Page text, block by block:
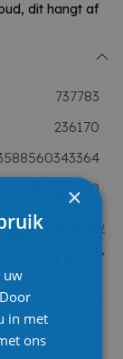
dit hangt af
737783
236170
1.000000
eerste review
×
uw
in met
ons